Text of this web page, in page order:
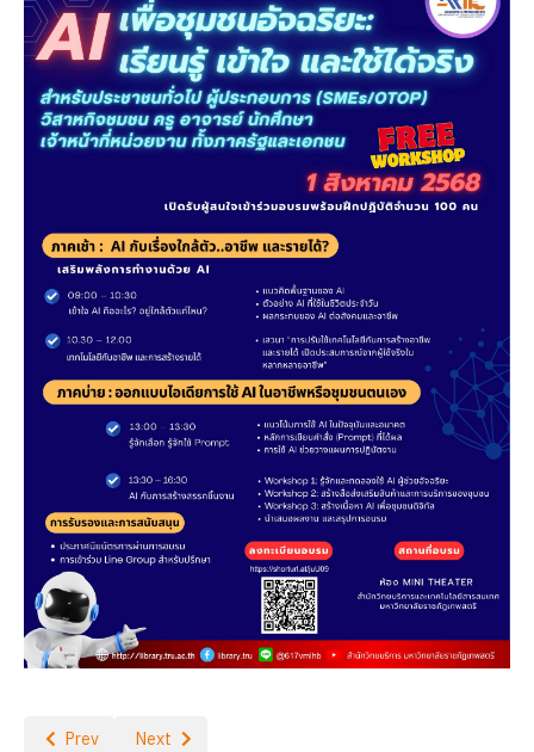
Previous article: อยากได้ให้เลย เดือนกรกฎาคม 2568
Prev Next article: ขอเชิญผู้สนใจเข้าร่วมอบรมในโครงการ
Next